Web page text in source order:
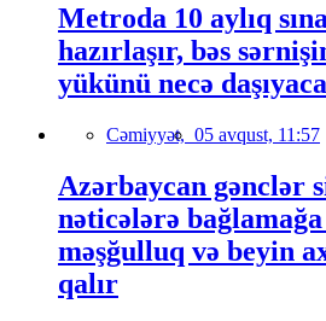
Metroda 10 aylıq
hazırlaşır, bəs
yükünü necə
Cəmiyyət, 05 avqust, 11:57
Azərbaycan gənclər
nəticələrə bağlamağa
məşğulluq və beyin
qalır